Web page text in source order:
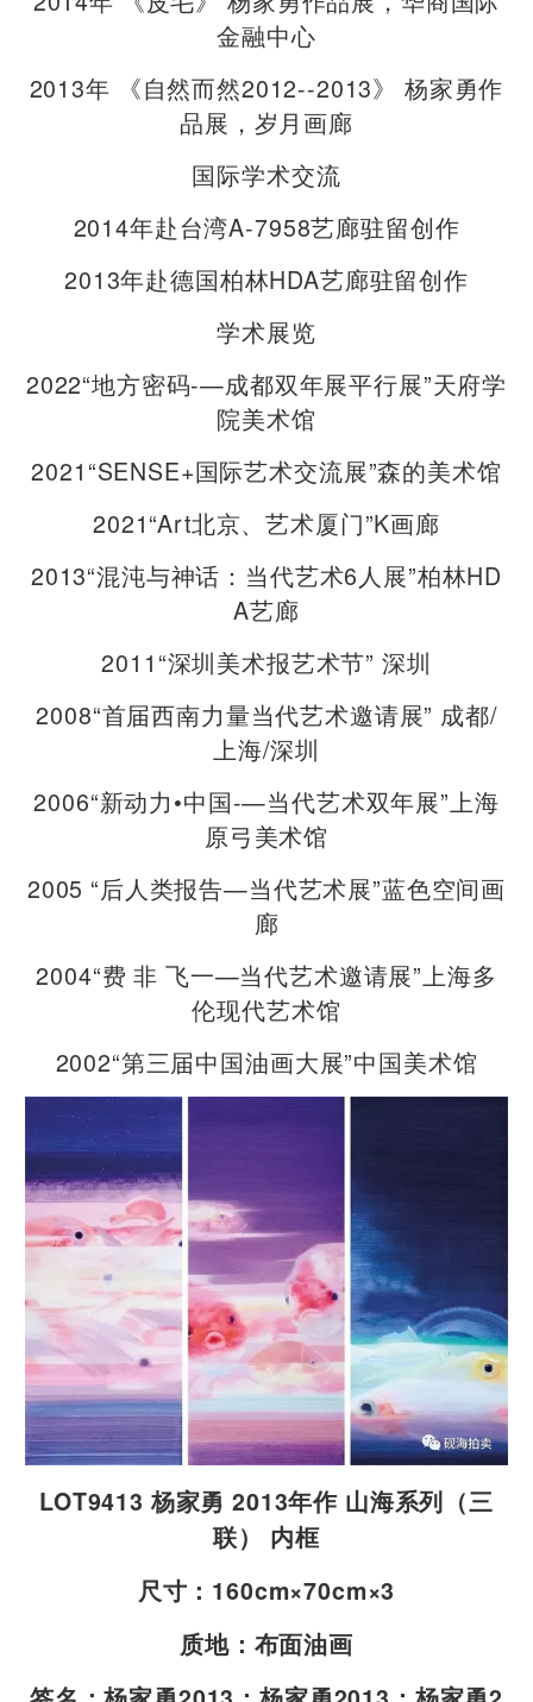
金融中心
2013年 《自然而然2012--2013》 杨家勇作
品展，岁月画廊
国际学术交流
2014年赴台湾A-7958艺廊驻留创作
2013年赴德国柏林HDA艺廊驻留创作
学术展览
2022“地方密码-—成都双年展平行展”天府学
院美术馆
2021“SENSE+国际艺术交流展”森的美术馆
2021“Art北京、艺术厦门”K画廊
2013“混沌与神话：当代艺术6人展”柏林HD
A艺廊
2011“深圳美术报艺术节” 深圳
2008“首届西南力量当代艺术邀请展” 成都/
上海/深圳
2006“新动力•中国-—当代艺术双年展”上海
原弓美术馆
2005 “后人类报告—当代艺术展”蓝色空间画
廊
2004“费 非 飞一—当代艺术邀请展”上海多
伦现代艺术馆
2002“第三届中国油画大展”中国美术馆
LOT9413 杨家勇 2013年作 山海系列（三
联） 内框
尺寸：160cm×70cm×3
质地：布面油画